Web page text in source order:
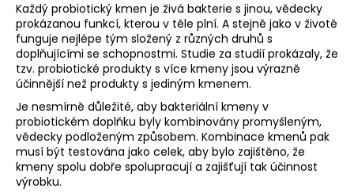
Každý probiotický kmen je živá bakterie s jinou, vědecky
prokázanou funkcí, kterou v těle plní. A stejně jako v životě
funguje nejlépe tým složený z různých druhů s
doplňujícími se schopnostmi. Studie za studií prokázaly, že
tzv. probiotické produkty s více kmeny jsou výrazně
účinnější než produkty s jediným kmenem.
Je nesmírně důležité, aby bakteriální kmeny v
probiotickém doplňku byly kombinovány promyšleným,
vědecky podloženým způsobem. Kombinace kmenů pak
musí být testována jako celek, aby bylo zajištěno, že
kmeny spolu dobře spolupracují a zajišťují tak účinnost
výrobku.